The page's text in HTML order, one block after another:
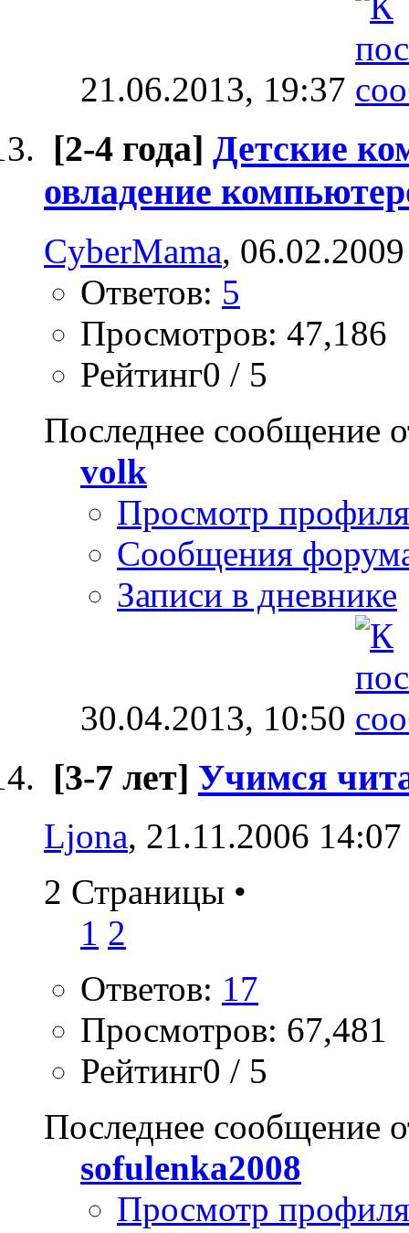
21.06.2013, 19:37
[2-4 года] Детские
овладение
CyberMama,
Ответов: 5
Просмотров: 47,186
Рейтинг0 / 5
Последнее сообщение
volk
Просмотр профиля
Сообщения
Записи в дневнике
30.04.2013, 10:50
[3-7 лет] Учимся
Ljona, 21.11.2006 14:07
2 Страницы •
1 2
Ответов: 17
Просмотров: 67,481
Рейтинг0 / 5
Последнее сообщение
sofulenka2008
Просмотр профиля